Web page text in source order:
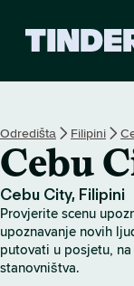
Odredištа Filipini
Cebu
Cebu City, Filipini
Provjerite scenu
upoznavanje novih
putovati u posjetu,
stanovništva.